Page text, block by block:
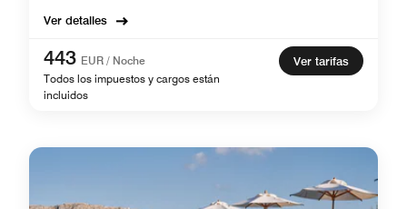
Ver detalles
443 EUR / Noche
Todos los impuestos y cargos están
incluidos
Ver tarifas